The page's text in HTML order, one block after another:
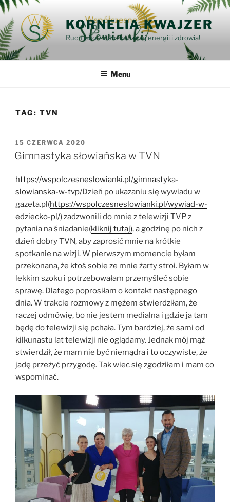
Przejdź
do
treści
KORNELIA KWAJZER
Ruch jako źródło kobiecej energii i zdrowia!
Menu
TAG: TVN
OPUBLIKOWANE
W
15 CZERWCA 2020
Gimnastyka słowiańska w TVN
https://wspolczesneslowianki.pl/gimnastyka-
slowianska-w-tvp/Dzień po ukazaniu się wywiadu w
gazeta.pl(https://wspolczesneslowianki.pl/wywiad-w-
edziecko-pl/) zadzwonili do mnie z telewizji TVP z
pytania na śniadanie(kliknij tutaj), a godzinę po nich z
dzień dobry TVN, aby zaprosić mnie na krótkie
spotkanie na wizji. W pierwszym momencie byłam
przekonana, że ktoś sobie ze mnie żarty stroi. Byłam w
lekkim szoku i potrzebowałam przemyśleć sobie
sprawę. Dlatego poprosiłam o kontakt następnego
dnia. W trakcie rozmowy z mężem stwierdziłam, że
raczej odmówię, bo nie jestem medialna i gdzie ja tam
będę do telewizji się pchała. Tym bardziej, że sami od
kilkunastu lat telewizji nie oglądamy. Jednak mój mąż
stwierdził, że mam nie być niemądra i to oczywiste, że
jadę przeżyć przygodę. Tak wiec się zgodziłam i mam co
wspominać.